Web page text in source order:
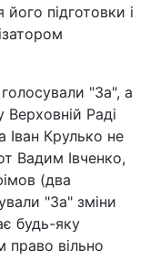
підготовки і
"За", а
Раді
Іван Крулько не
Вадим Івченко,
(два
"За" зміни
будь-яку
право вільно